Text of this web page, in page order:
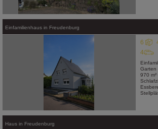
Einfamilienhaus in Freudenburg
6
4
Garten
970
Haus in Freudenburg